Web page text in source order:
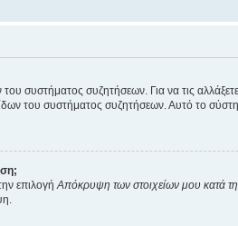
συστήματος συζητήσεων. Για να τις
συστήματος συζητήσεων. Αυτό το σύστημα
επιλογή Απόκρυψη των στοιχείων μου κατά